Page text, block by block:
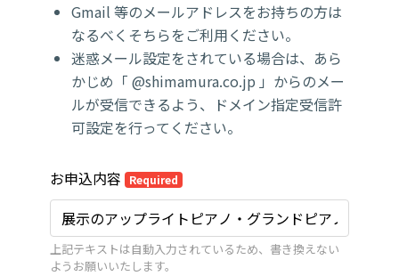
Gmail 等のメールアドレスをお持ちの方は
なるべくそちらをご利用ください。
迷惑メール設定をされている場合は、あら
かじめ「 @shimamura.co.jp 」からのメー
ルが受信できるよう、ドメイン指定受信許
可設定を行ってください。
お申込内容 Required
上記テキストは自動入力されているため、書き換えない
ようお願いいたします。